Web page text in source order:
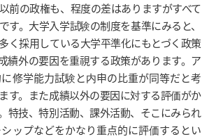
前の政権も、程度の差はありますがすべて
す。大学入学試験の制度を基準にみると、
く採用している大学平準化にもとづく政策
績外の要因を重視する政策があります。ア
修学能力試験と内申の比重が同等だと考
す。また成績以外の要因に対する評価がか
特技、特別活動、課外活動、そこにみられ
ップなどをかなり重点的に評価するとい